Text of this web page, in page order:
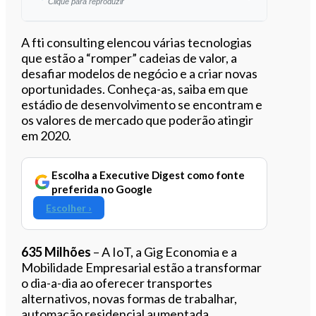
Ouvir este artigo
A fti consulting elencou várias tecnologias
que estão a “romper” cadeias de valor, a
desafiar modelos de negócio e a criar novas
oportunidades. Conheça-as, saiba em que
estádio de desenvolvimento se encontram e
os valores de mercado que poderão atingir
em 2020.
Escolha a Executive Digest como fonte
preferida no Google
Escolher ›
635 Milhões – A IoT, a Gig Economia e a
Mobilidade Empresarial estão a transformar
o dia-a-dia ao oferecer transportes
alternativos, novas formas de trabalhar,